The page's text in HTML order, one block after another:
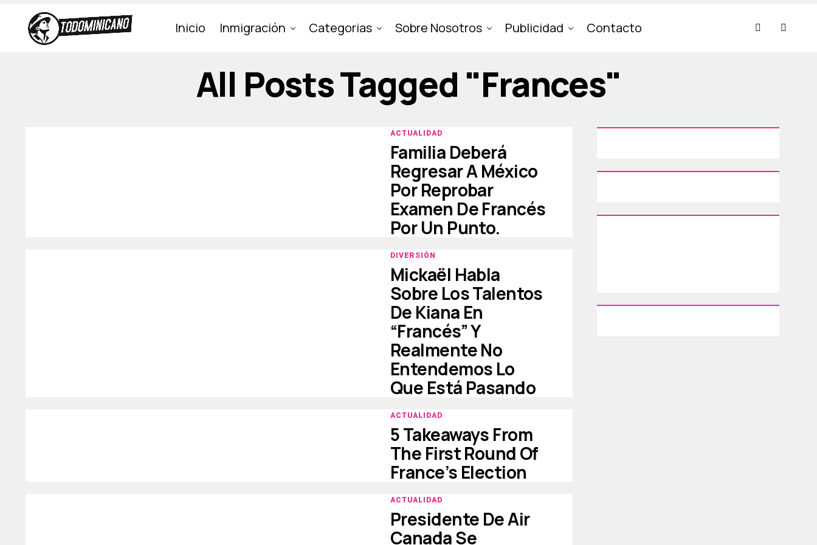
Inicio Inmigración Categorias Sobre Nosotros Publicidad Contacto
All Posts Tagged "frances"
ACTUALIDAD
Familia Deberá
Regresar A México
Por Reprobar
Examen De Francés
Por Un Punto.
DIVERSIÓN
Mickaël Habla
Sobre Los Talentos
De Kiana En
“francés” Y
Realmente No
Entendemos Lo
Que Está Pasando
ACTUALIDAD
5 Takeaways From
The First Round Of
France’s Election
ACTUALIDAD
Presidente De Air
Canada Se